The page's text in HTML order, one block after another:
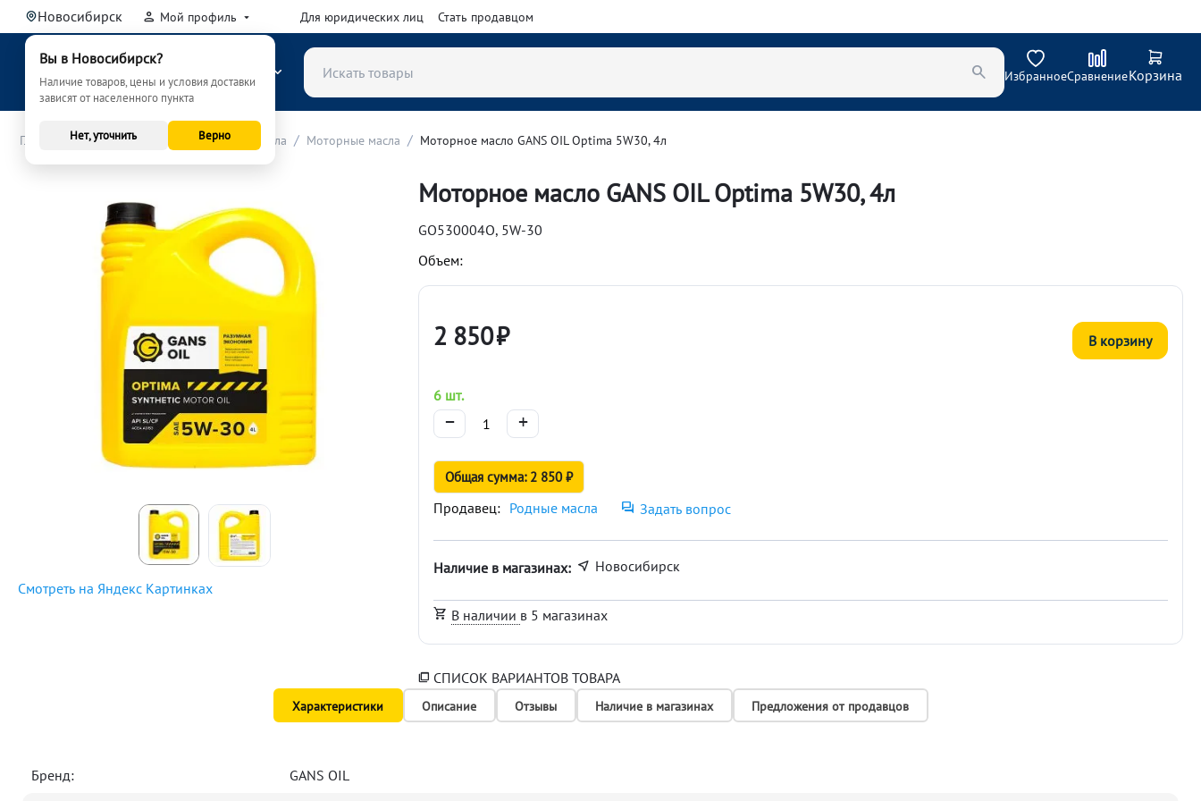
Новосибирск
Вы в Новосибирск?
Наличие товаров, цены и условия доставки
зависят от населенного пункта
Нет, уточнить Верно
Мой профиль Для юридических лиц Стать продавцом
ИзбранноеСравнениеКорзина
Главная / Расходные материалы (ТО) Масла / Моторные масла / Моторное масло GANS OIL Optima 5W30, 4л
Смотреть на Яндекс Картинках
Моторное масло GANS OIL Optima 5W30, 4л
GO530004O, 5W-30
Объем:
2 850₽ В корзину
6 шт.
+
−
Общая сумма: 2 850 ₽
Продавец: Родные масла Задать вопрос
Наличие в магазинах: Новосибирск
В наличии в 5 магазинах
СПИСОК ВАРИАНТОВ ТОВАРА
Характеристики Описание Отзывы Наличие в магазинах Предложения от продавцов
Бренд:
GANS OIL